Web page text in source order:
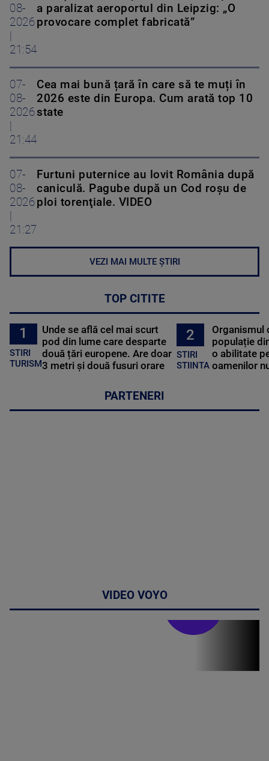
08-
2026
21:54
a paralizat aeroportul din Leipzig: „O
provocare complet fabricată”
07-
08-
2026
21:44
Cea mai bună țară în care să te muți în
2026 este din Europa. Cum arată top 10
state
07-
08-
2026
21:27
Furtuni puternice au lovit România după
caniculă. Pagube după un Cod roşu de
ploi torenţiale. VIDEO
VEZI MAI MULTE ȘTIRI
TOP CITITE
1
STIRI
TURISM
Unde se află cel mai scurt
pod din lume care desparte
două țări europene. Are doar
3 metri și două fusuri orare
2
STIRI
STIINTA
Organismul
populație
o abilitate
oamenilor
PARTENERI
VIDEO VOYO